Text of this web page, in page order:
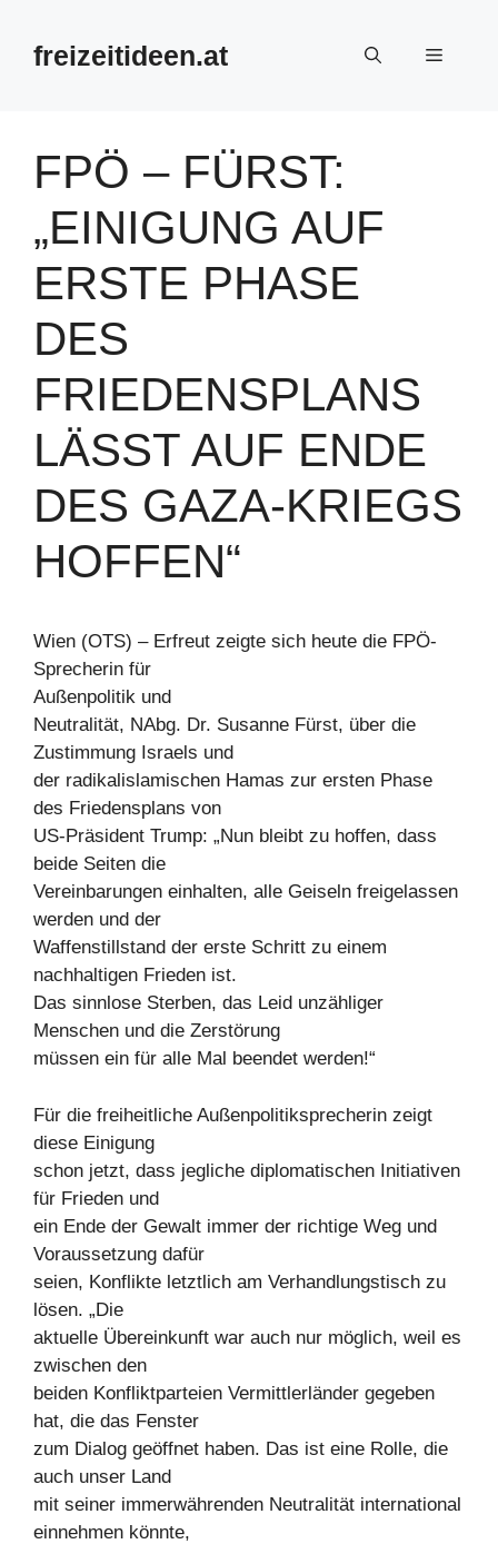
Inhalt
springenfreizeitideen.at Menü
FPÖ – FÜRST:
„EINIGUNG AUF
ERSTE PHASE
DES
FRIEDENSPLANS
LÄSST AUF ENDE
DES GAZA-KRIEGS
HOFFEN“
Wien (OTS) – Erfreut zeigte sich heute die FPÖ-
Sprecherin für
Außenpolitik und
Neutralität, NAbg. Dr. Susanne Fürst, über die
Zustimmung Israels und
der radikalislamischen Hamas zur ersten Phase
des Friedensplans von
US-Präsident Trump: „Nun bleibt zu hoffen, dass
beide Seiten die
Vereinbarungen einhalten, alle Geiseln freigelassen
werden und der
Waffenstillstand der erste Schritt zu einem
nachhaltigen Frieden ist.
Das sinnlose Sterben, das Leid unzähliger
Menschen und die Zerstörung
müssen ein für alle Mal beendet werden!“
Für die freiheitliche Außenpolitiksprecherin zeigt
diese Einigung
schon jetzt, dass jegliche diplomatischen Initiativen
für Frieden und
ein Ende der Gewalt immer der richtige Weg und
Voraussetzung dafür
seien, Konflikte letztlich am Verhandlungstisch zu
lösen. „Die
aktuelle Übereinkunft war auch nur möglich, weil es
zwischen den
beiden Konfliktparteien Vermittlerländer gegeben
hat, die das Fenster
zum Dialog geöffnet haben. Das ist eine Rolle, die
auch unser Land
mit seiner immerwährenden Neutralität international
einnehmen könnte,